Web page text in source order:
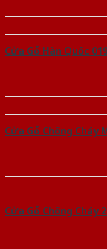
Cửa Gỗ Hàn Quốc
Cửa Gỗ Chống Cháy
Cửa Gỗ Chống Cháy